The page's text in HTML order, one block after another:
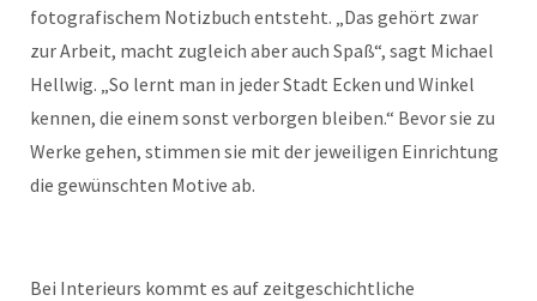
fotografischem Notizbuch entsteht. „Das gehört zwar
zur Arbeit, macht zugleich aber auch Spaß“, sagt Michael
Hellwig. „So lernt man in jeder Stadt Ecken und Winkel
kennen, die einem sonst verborgen bleiben.“ Bevor sie zu
Werke gehen, stimmen sie mit der jeweiligen Einrichtung
die gewünschten Motive ab.
Bei Interieurs kommt es auf zeitgeschichtliche